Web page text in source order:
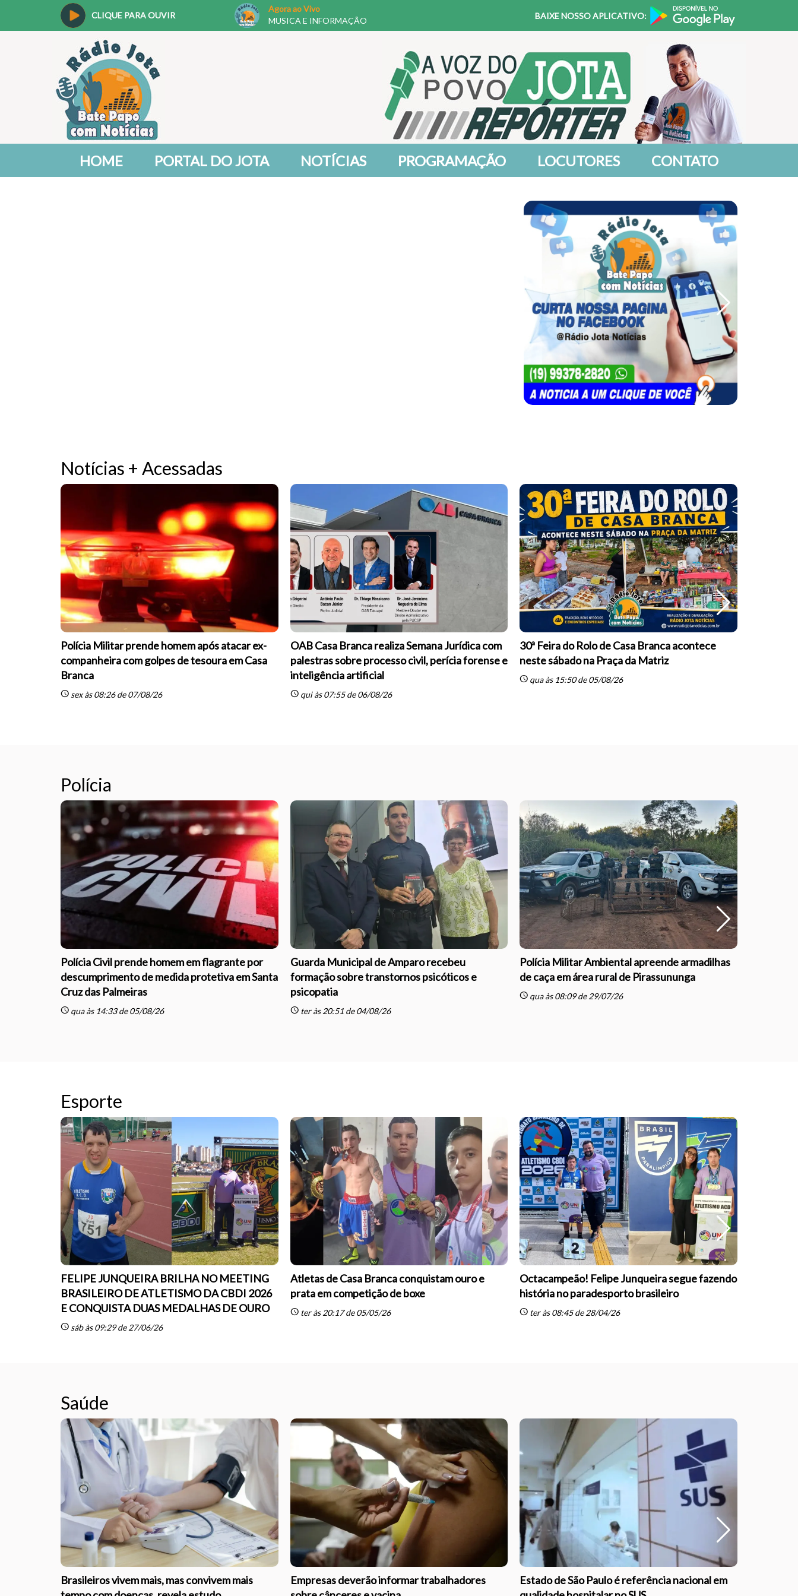
CLIQUE PARA OUVIR
Agora ao Vivo
MUSICA E INFORMAÇÃO
BAIXE NOSSO APLICATIVO:
HOME PORTAL DO JOTA NOTÍCIAS PROGRAMAÇÃO LOCUTORES CONTATO
Notícias + Acessadas
Polícia Militar prende homem após atacar ex-
companheira com golpes de tesoura em Casa
Branca
schedule sex às 08:26 de 07/08/26
OAB Casa Branca realiza Semana Jurídica com
palestras sobre processo civil, perícia forense e
inteligência artificial
schedulequi às 07:55 de 06/08/26
30ª Feira do Rolo de Casa Branca acontece
neste sábado na Praça da Matriz
schedule qua às 15:50 de 05/08/26
Polícia
Polícia Civil prende homem em flagrante por
descumprimento de medida protetiva em Santa
Cruz das Palmeiras
schedule qua às 14:33 de 05/08/26
Guarda Municipal de Amparo recebeu
formação sobre transtornos psicóticos e
psicopatia
scheduleter às 20:51 de 04/08/26
Polícia Militar Ambiental apreende armadilhas
de caça em área rural de Pirassununga
schedule qua às 08:09 de 29/07/26
Esporte
FELIPE JUNQUEIRA BRILHA NO MEETING
BRASILEIRO DE ATLETISMO DA CBDI 2026
E CONQUISTA DUAS MEDALHAS DE OURO
schedule sáb às 09:29 de 27/06/26
Atletas de Casa Branca conquistam ouro e
prata em competição de boxe
scheduleter às 20:17 de 05/05/26
Octacampeão! Felipe Junqueira segue fazendo
história no paradesporto brasileiro
schedule ter às 08:45 de 28/04/26
Saúde
Brasileiros vivem mais, mas convivem mais
Empresas deverão informar trabalhadores
Estado de São Paulo é referência nacional em